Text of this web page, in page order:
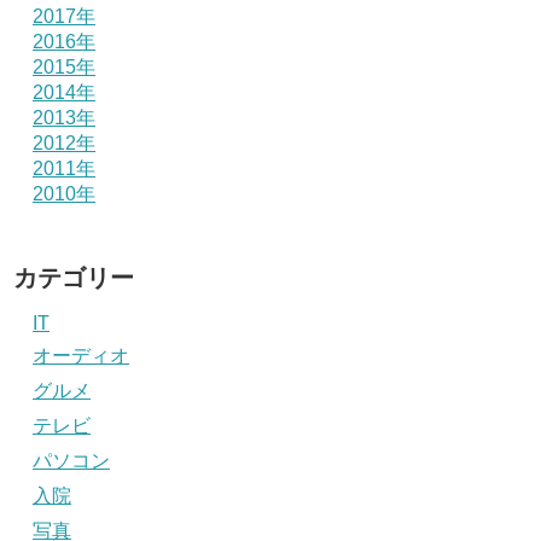
2017年
2016年
2015年
2014年
2013年
2012年
2011年
2010年
カテゴリー
IT
オーディオ
グルメ
テレビ
パソコン
入院
写真